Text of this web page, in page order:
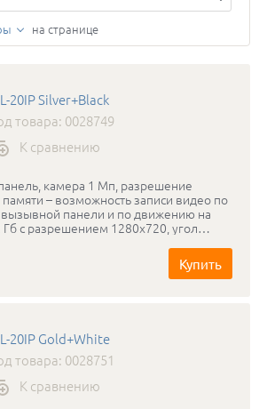
на странице
20IP Silver+Black
товара: 0028749
К сравнению
камера 1 Мп, разрешение
– возможность записи видео по
панели и по движению на
Гб с разрешением 1280х720, угол
до 1 м) Подсветка кнопки.
Fi. Удаленный просмотр со
вызова на приложение на
130×45×25 мм. Цветовые решения:
Купить
20IP Gold+White
товара: 0028751
К сравнению